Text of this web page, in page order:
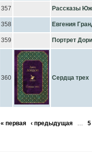
357
Рассказы
358 Евгения
359 Портрет
360 Сердца трех
« первая ‹ предыдущая … 5